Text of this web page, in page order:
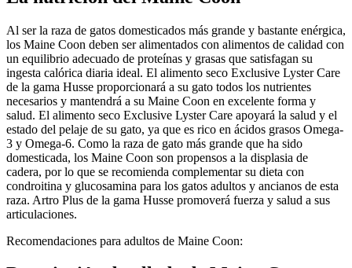
Al ser la raza de gatos domesticados más grande y bastante enérgica,
los Maine Coon deben ser alimentados con alimentos de calidad con
un equilibrio adecuado de proteínas y grasas que satisfagan su
ingesta calórica diaria ideal. El alimento seco Exclusive Lyster Care
de la gama Husse proporcionará a su gato todos los nutrientes
necesarios y mantendrá a su Maine Coon en excelente forma y
salud. El alimento seco Exclusive Lyster Care apoyará la salud y el
estado del pelaje de su gato, ya que es rico en ácidos grasos Omega-
3 y Omega-6. Como la raza de gato más grande que ha sido
domesticada, los Maine Coon son propensos a la displasia de
cadera, por lo que se recomienda complementar su dieta con
condroitina y glucosamina para los gatos adultos y ancianos de esta
raza. Artro Plus de la gama Husse promoverá fuerza y salud a sus
articulaciones.
Recomendaciones para adultos de Maine Coon: